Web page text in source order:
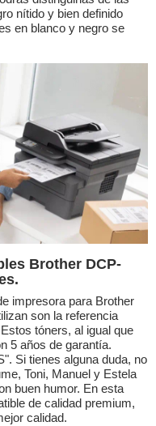
nítido y bien definido
en blanco y negro se
Brother DCP-
impresora para Brother
son la referencia
tóners, al igual que
5 años de garantía.
Si tienes alguna duda, no
Toni, Manuel y Estela
buen humor. En esta
de calidad premium,
calidad.